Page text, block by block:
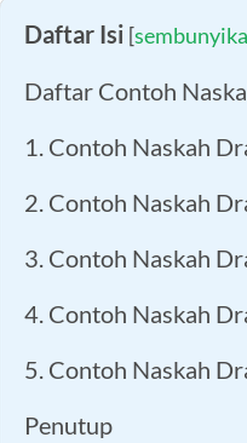
Daftar Isi [
Daftar Contoh
1. Contoh Naskah
2. Contoh Naskah
3. Contoh Naskah
4. Contoh Naskah
5. Contoh Naskah
Penutup